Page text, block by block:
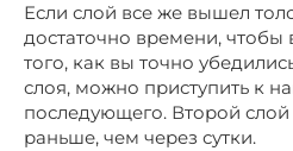
Если слой все же вышел
достаточно времени, чтобы
того, как вы точно
слоя, можно приступить к
последующего. Второй
раньше, чем через сутки.